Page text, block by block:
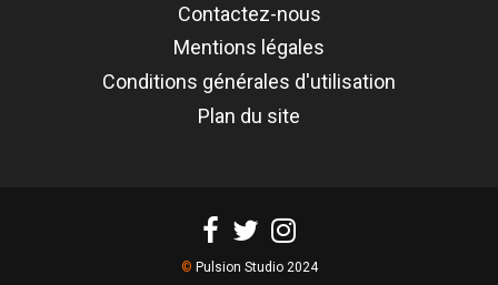
Contactez-nous
Mentions légales
Conditions générales d'utilisation
Plan du site
© Pulsion Studio 2024